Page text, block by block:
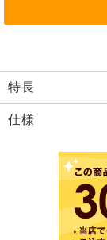
特長
仕様